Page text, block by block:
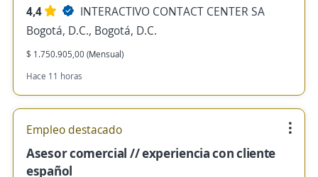
4,4
INTERACTIVO CONTACT CENTER SA
Bogotá, D.C., Bogotá, D.C.
$ 1.750.905,00 (Mensual)
Hace 11 horas
Empleo destacado
Asesor comercial // experiencia con cliente
español